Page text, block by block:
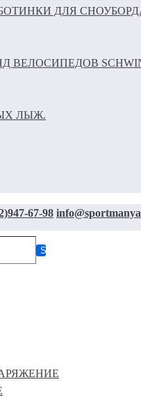
ДЛЯ
ВЕЛОСИПЕДОВ
ЛЫЖ.
67-98